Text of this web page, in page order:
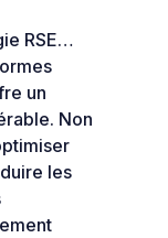
RSE…
un
Non
les